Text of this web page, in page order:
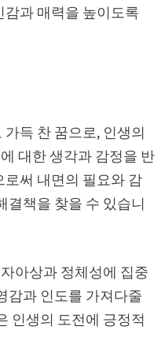
과 매력을 높이도록
득 찬 꿈으로, 인생의
대한 생각과 감정을 반
써 내면의 필요와 감
결책을 찾을 수 있습니
아상과 정체성에 집중
감과 인도를 가져다줄
인생의 도전에 긍정적